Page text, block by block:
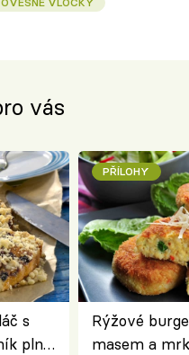
vás
s
plný
PŘÍLOHY
Rýžové
masem a